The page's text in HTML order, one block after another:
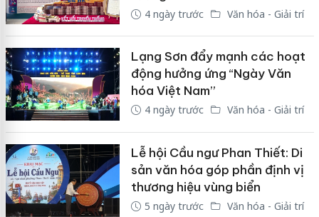
4 ngày trước Văn hóa - Giải trí
Lạng Sơn đẩy mạnh các hoạt
động hưởng ứng “Ngày Văn
hóa Việt Nam”
4 ngày trước Văn hóa - Giải trí
Lễ hội Cầu ngư Phan Thiết: Di
sản văn hóa góp phần định vị
thương hiệu vùng biển
5 ngày trước Văn hóa - Giải trí